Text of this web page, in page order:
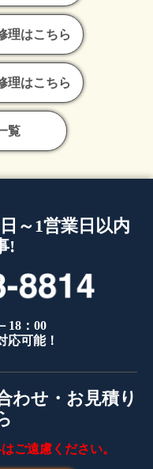
理はこちら
理はこちら
覧
～1営業日以内
!
18：00
応可能！
わせ・お見積り
ご遠慮ください。